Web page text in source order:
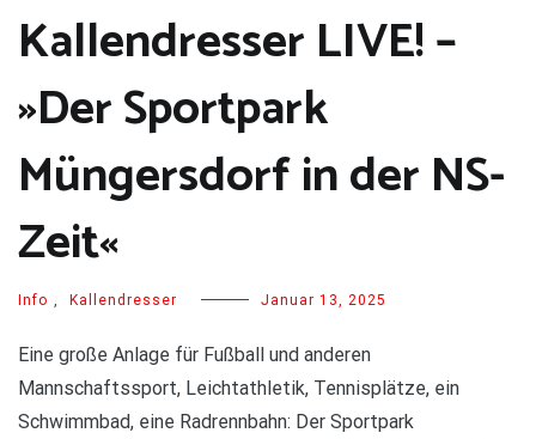
Kallendresser LIVE! –
»Der Sportpark
Müngersdorf in der NS-
Zeit«
Info , Kallendresser Januar 13, 2025
Eine große Anlage für Fußball und anderen
Mannschaftssport, Leichtathletik, Tennisplätze, ein
Schwimmbad, eine Radrennbahn: Der Sportpark